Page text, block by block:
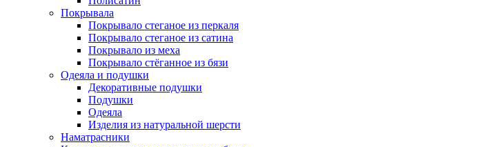
Покрывала
Покрывало стеганое из перкаля
Покрывало стеганое из сатина
Покрывало из меха
Покрывало стёганное из бязи
Одеяла и подушки
Декоративные подушки
Подушки
Одеяла
Изделия из натуральной шерсти
Наматраcники